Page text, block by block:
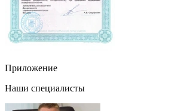
Приложение
Наши специалисты